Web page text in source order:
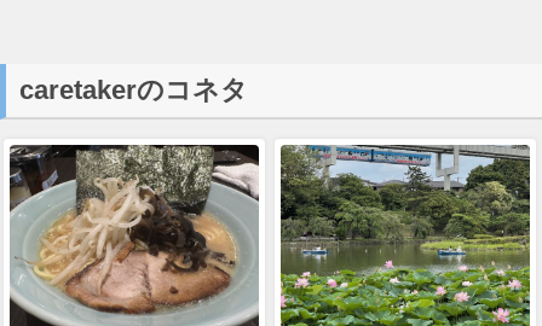
caretakerのコネタ